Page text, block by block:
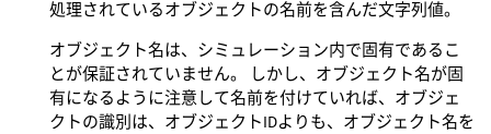
処理されているオブジェクトの名前を含んだ文字列値。
オブジェクト名は、シミュレーション内で固有であるこ
とが保証されていません。 しかし、オブジェクト名が固
有になるように注意して名前を付けていれば、オブジェ
クトの識別は、オブジェクトIDよりも、オブジェクト名を